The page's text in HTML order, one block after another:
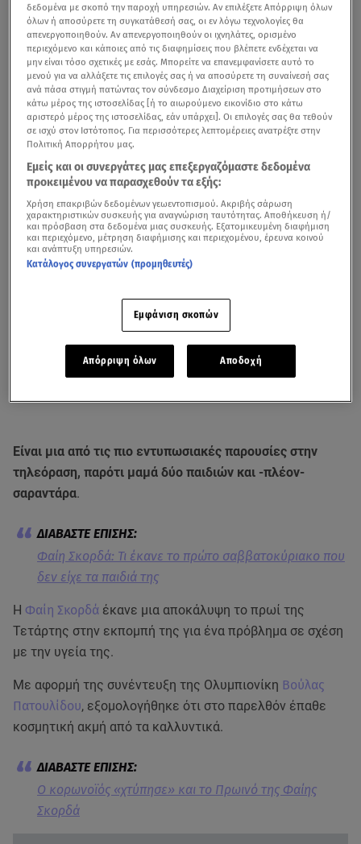
Είναι μια από τις πιο εντυπωσιακές παρουσίες στην
τηλεόραση, παρότι μαμά δύο παιδιών και -πλέον-
σαραντάρα.
Φαίη Σκορδά: Τι έκανε το πρώτο σαββατοκύριακο που
δεν είχε τα παιδιά της
Η Φαίη Σκορδά έκανε μια αποκάλυψη το πρωί της
Τετάρτης στην εκπομπή της για ένα πρόβλημα σε σχέση
με την υγεία της.
Με αφορμή της συνέντευξη της Ολυμπιονίκη Βούλας
Πατουλίδου, εξομολογήθηκε ότι στο παρελθόν έπαθε
κοσμητική ακμή από τα καλλυντικά.
Ο κορωνοϊός «χτύπησε» και το Πρωινό της Φαίης
Σκορδά
δεδομένα με σκοπό την παροχή υπηρεσιών. Αν επιλέξετε Απόρριψη όλων
όλων ή αποσύρετε τη συγκατάθεσή σας, οι εν λόγω τεχνολογίες θα
απενεργοποιηθούν. Αν απενεργοποιηθούν οι ιχνηλάτες, ορισμένο
περιεχόμενο και κάποιες από τις διαφημίσεις που βλέπετε ενδέχεται να
μην είναι τόσο σχετικές με εσάς. Μπορείτε να επανεμφανίσετε αυτό το
μενού για να αλλάξετε τις επιλογές σας ή να αποσύρετε τη συναίνεσή σας
ανά πάσα στιγμή πατώντας τον σύνδεσμο Διαχείριση προτιμήσεων στο
κάτω μέρος της ιστοσελίδας [ή το αιωρούμενο εικονίδιο στο κάτω
αριστερό μέρος της ιστοσελίδας, εάν υπάρχει]. Οι επιλογές σας θα τεθούν
σε ισχύ στον Ιστότοπος. Για περισσότερες λεπτομέρειες ανατρέξτε στην
Πολιτική Απορρήτου μας.
Εμείς και οι συνεργάτες μας επεξεργαζόμαστε δεδομένα
προκειμένου να παρασχεθούν τα εξής:
Χρήση επακριβών δεδομένων γεωεντοπισμού. Ακριβής σάρωση
χαρακτηριστικών συσκευής για αναγνώριση ταυτότητας. Αποθήκευση ή/
και πρόσβαση στα δεδομένα μιας συσκευής. Εξατομικευμένη διαφήμιση
και περιεχόμενο, μέτρηση διαφήμισης και περιεχομένου, έρευνα κοινού
και ανάπτυξη υπηρεσιών.
Κατάλογος συνεργατών (προμηθευτές)
Εμφάνιση σκοπών
Απόρριψη όλων Αποδοχή